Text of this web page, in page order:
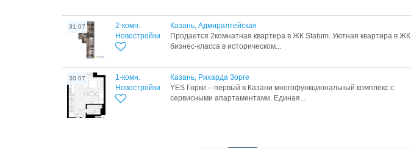
31.07
2-комн.
Новостройки
Казань, Адмиралтейская
Продается 2комнатная квартира в ЖК Statum. Уютная квартира в ЖК
бизнес-класса в историческом...
30.07
1-комн.
Новостройки
Казань, Рихарда Зорге
YES Горки – первый в Казани многофункциональный комплекс с
сервисными апартаментами. Единая...